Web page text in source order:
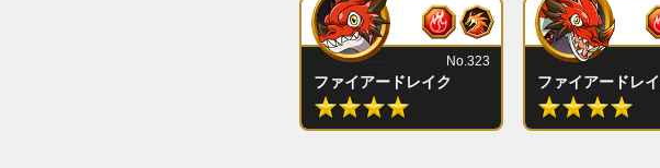
ファイアードレイク
No.323
ファイアードレ